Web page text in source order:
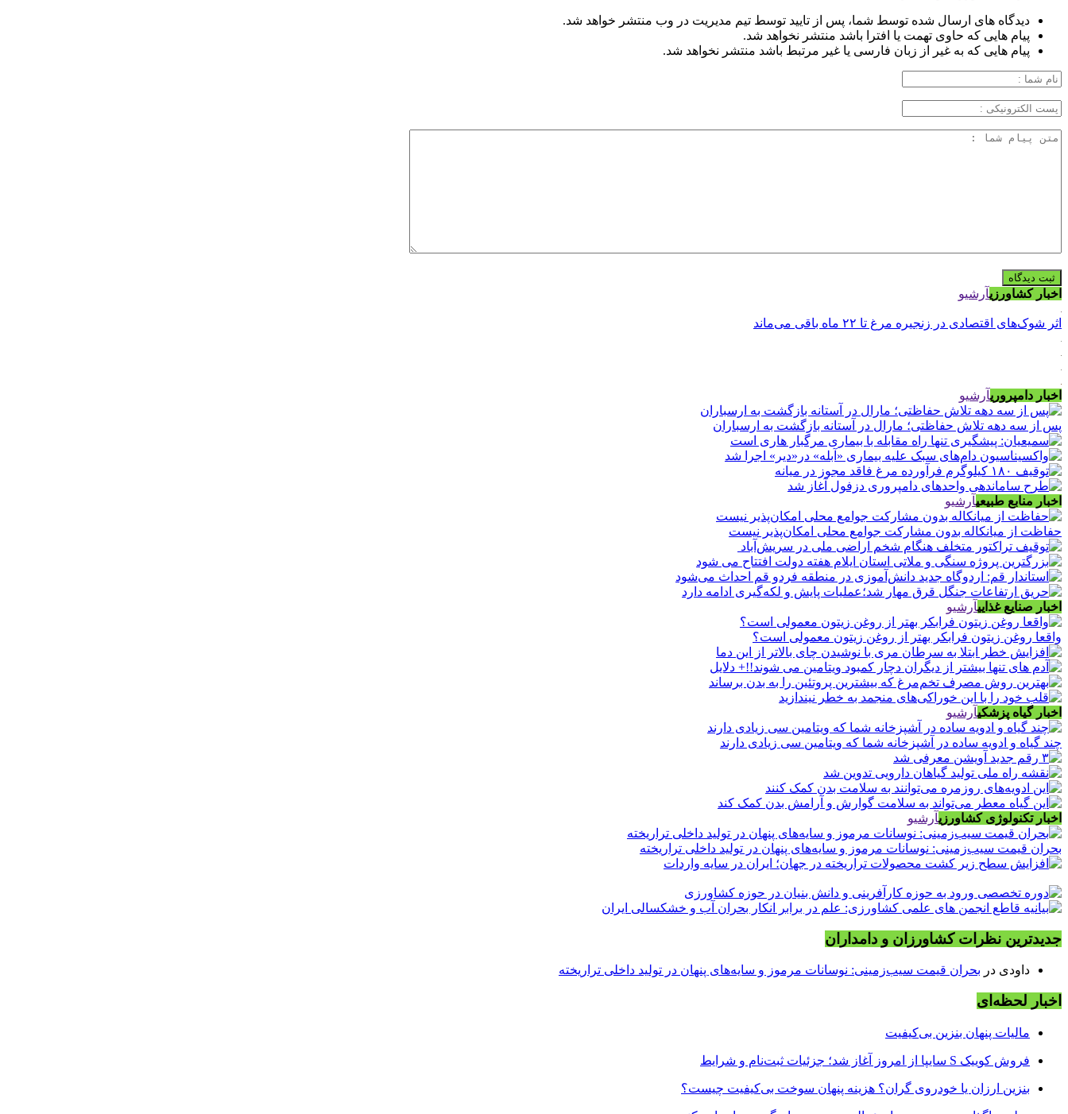
دیدگاه های ارسال شده توسط شما، پس از تایید توسط تیم مدیریت در وب منتشر خواهد شد.
پیام هایی که حاوی تهمت یا افترا باشد منتشر نخواهد شد.
پیام هایی که به غیر از زبان فارسی یا غیر مرتبط باشد منتشر نخواهد شد.
اخبار کشاورزیآرشیو
اثر شوک‌های اقتصادی در زنجیره مرغ تا ۲۲ ماه باقی می‌ماند
اخبار دامپروریآرشیو
پس از سه دهه تلاش حفاظتی؛ مارال در آستانه بازگشت به ارسباران
اخبار منابع طبیعیآرشیو
حفاظت از میانکاله بدون مشارکت جوامع محلی امکان‌پذیر نیست
اخبار صنایع غذاییآرشیو
واقعا روغن زیتون فرابکر بهتر از روغن زیتون معمولی است؟
اخبار گیاه پزشکیآرشیو
چند گیاه و ادویه ساده در آشپزخانه شما که ویتامین سی زیادی دارند
اخبار تکنولوژی کشاورزیآرشیو
بحران قیمت سیب‌زمینی: نوسانات مرموز و سایه‌های پنهان در تولید داخلی تراریخته
جدیدترین نظرات کشاورزان و دامداران
داودی در بحران قیمت سیب‌زمینی: نوسانات مرموز و سایه‌های پنهان در تولید داخلی تراریخته
اخبار لحظه‌ای
مالیات پنهان بنزین بی‌کیفیت
فروش کوییک S سایپا از امروز آغاز شد؛ جزئیات ثبت‌نام و شرایط
بنزین ارزان یا خودروی گران؟ هزینه پنهان سوخت بی‌کیفیت چیست؟